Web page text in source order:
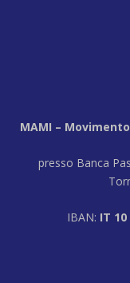
MAMI –
presso Banca
IBAN: IT 10